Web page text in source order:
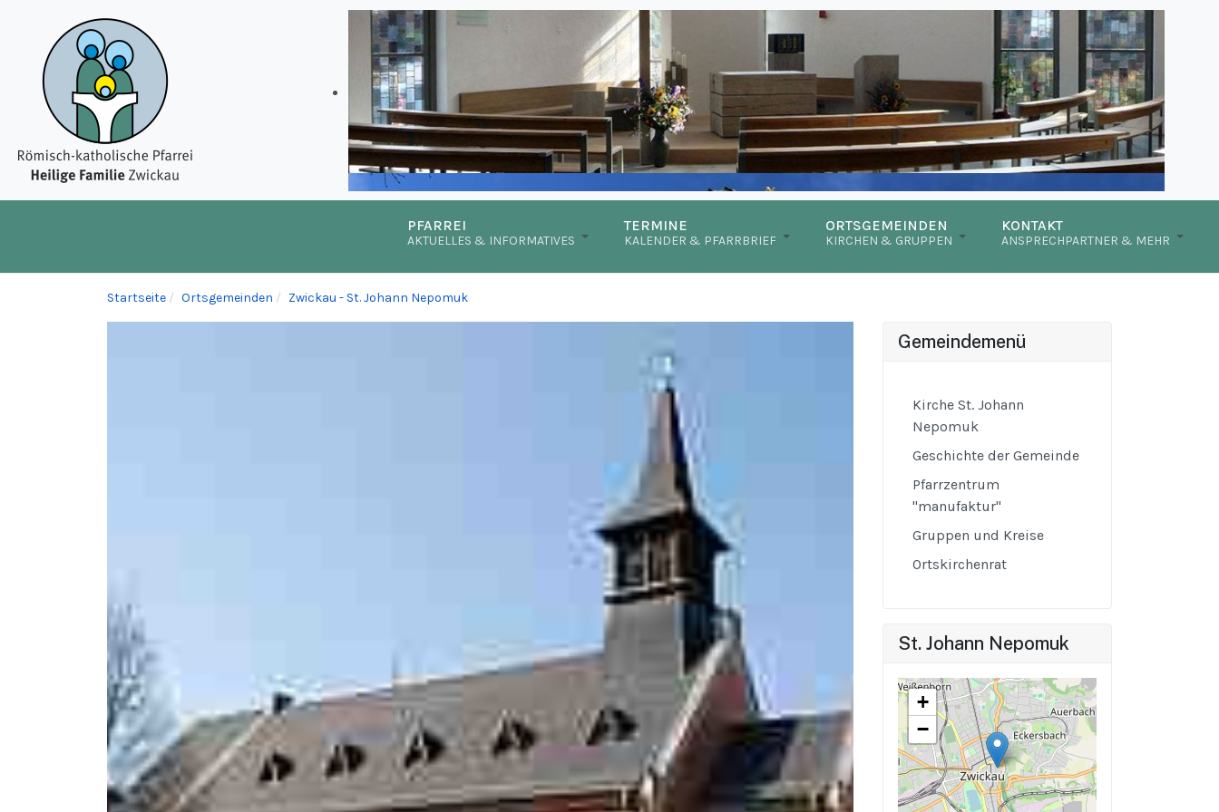
PFARREI
AKTUELLES & INFORMATIVES
TERMINE
KALENDER & PFARRBRIEF
ORTSGEMEINDEN
KIRCHEN & GRUPPEN
KONTAKT
ANSPRECHPARTNER & MEHR
Startseite Ortsgemeinden Zwickau - St. Johann Nepomuk
Gemeindemenü
Kirche St. Johann
Nepomuk
Geschichte der Gemeinde
Pfarrzentrum
"manufaktur"
Gruppen und Kreise
Ortskirchenrat
St. Johann Nepomuk
+
−